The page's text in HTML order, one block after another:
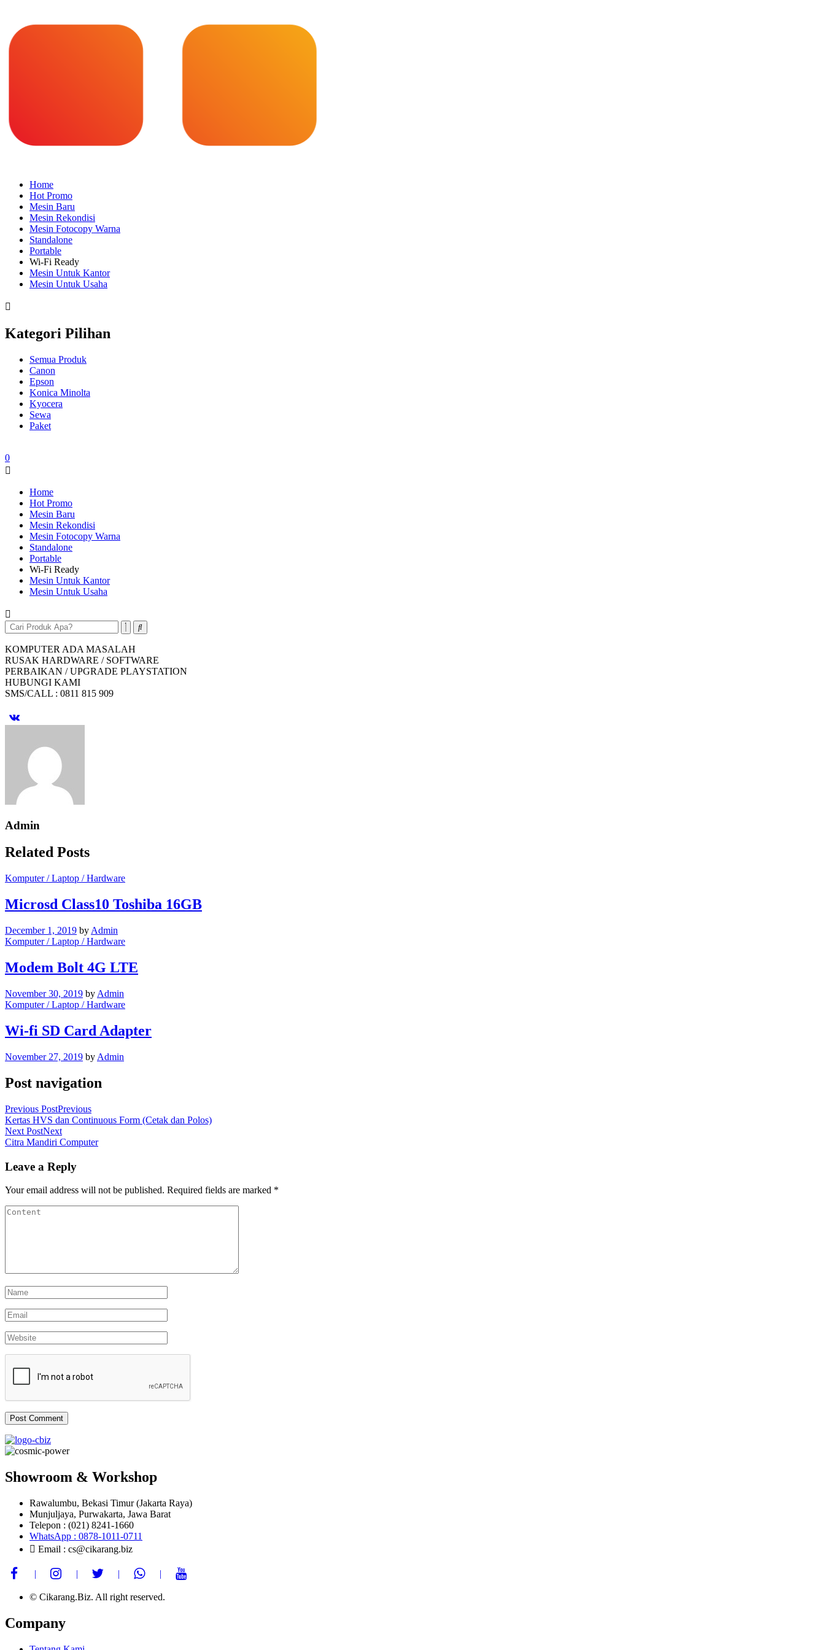
Home
Hot Promo
Mesin Baru
Mesin Rekondisi
Mesin Fotocopy Warna
Standalone
Portable
Wi-Fi Ready
Mesin Untuk Kantor
Mesin Untuk Usaha
Kategori Pilihan
Semua Produk
Canon
Epson
Konica Minolta
Kyocera
Sewa
Paket
0
Home
Hot Promo
Mesin Baru
Mesin Rekondisi
Mesin Fotocopy Warna
Standalone
Portable
Wi-Fi Ready
Mesin Untuk Kantor
Mesin Untuk Usaha
KOMPUTER ADA MASALAH
RUSAK HARDWARE / SOFTWARE
PERBAIKAN / UPGRADE PLAYSTATION
HUBUNGI KAMI
SMS/CALL : 0811 815 909
Admin
Related Posts
Komputer / Laptop / Hardware
Microsd Class10 Toshiba 16GB
December 1, 2019 by Admin
Komputer / Laptop / Hardware
Modem Bolt 4G LTE
November 30, 2019 by Admin
Komputer / Laptop / Hardware
Wi-fi SD Card Adapter
November 27, 2019 by Admin
Post navigation
Previous PostPrevious
Kertas HVS dan Continuous Form (Cetak dan Polos)
Next PostNext
Citra Mandiri Computer
Leave a Reply
Your email address will not be published. Required fields are marked *
Showroom & Workshop
Rawalumbu, Bekasi Timur (Jakarta Raya)
Munjuljaya, Purwakarta, Jawa Barat
Telepon : (021) 8241-1660
WhatsApp : 0878-1011-0711
Email : cs@cikarang.biz
© Cikarang.Biz. All right reserved.
Company